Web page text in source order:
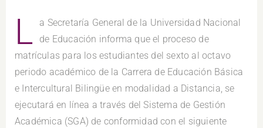
L
a Secretaría General de la Universidad Nacional
de Educación informa que el proceso de
matrículas para los estudiantes del sexto al octavo
periodo académico de la Carrera de Educación Básica
e Intercultural Bilingüe en modalidad a Distancia, se
ejecutará en línea a través del Sistema de Gestión
Académica (SGA) de conformidad con el siguiente